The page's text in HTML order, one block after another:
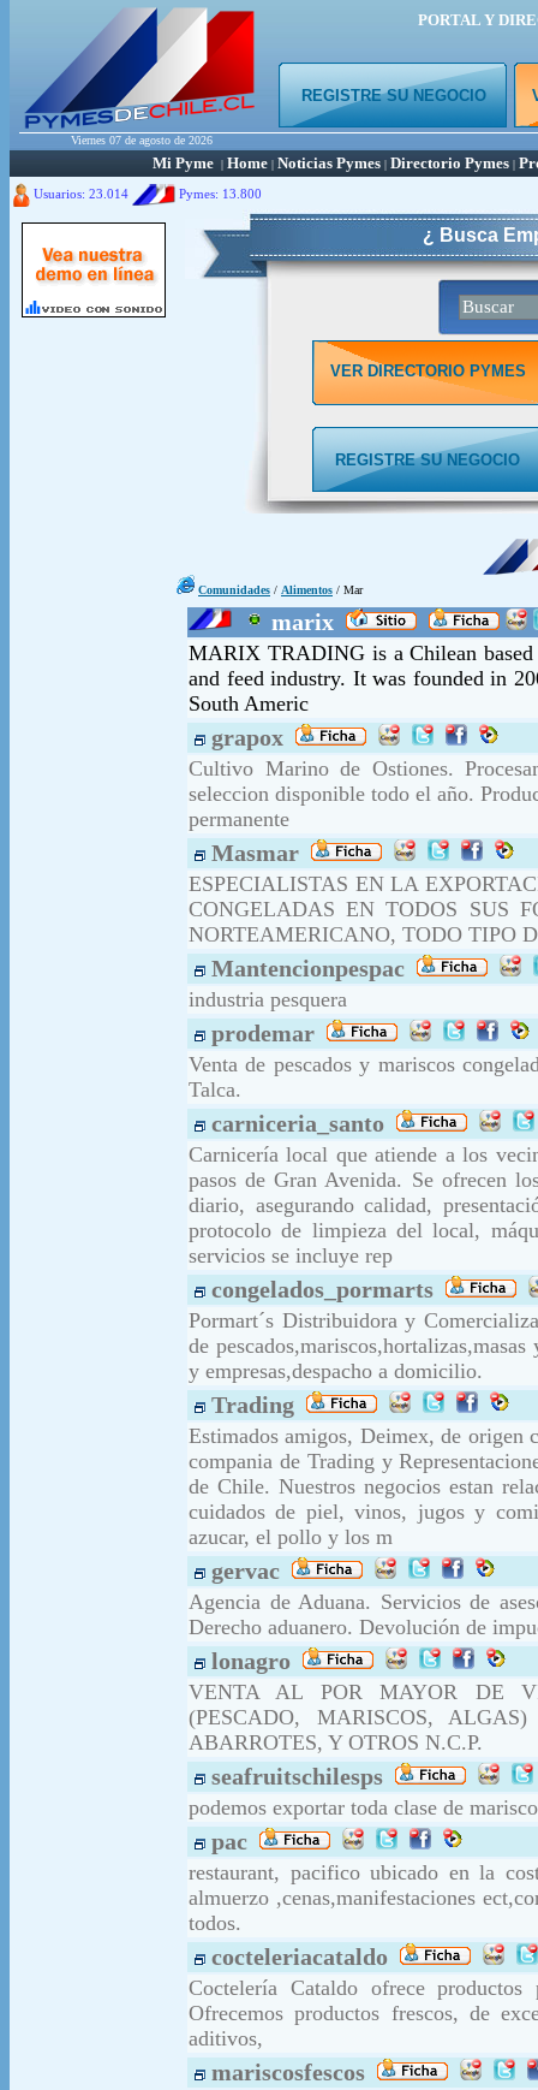
PORTAL Y
REGISTRE SU NEGOCIO
Viernes 07 de agosto de 2026
Mi Pyme | Home | Noticias Pymes | Directorio Pymes |
Usuarios: 23.014 Pymes: 13.800
¿ Busca
VER DIRECTORIO PYMES
REGISTRE SU NEGOCIO
Comunidades / Alimentos / Mar
marix
MARIX TRADING is a Chilean based
and feed industry. It was founded in
South Americ
grapox
Cultivo Marino de Ostiones.
seleccion disponible todo el año.
permanente
Masmar
ESPECIALISTAS EN LA
CONGELADAS EN TODOS SUS
NORTEAMERICANO, TODO TIPO
Mantencionpespac
industria pesquera
prodemar
Venta de pescados y mariscos
Talca.
carniceria_santo
Carnicería local que atiende a los
pasos de Gran Avenida. Se ofrecen
diario, asegurando calidad,
protocolo de limpieza del local,
servicios se incluye rep
congelados_pormarts
Pormart´s Distribuidora y
de
y empresas,despacho a domicilio.
Trading
Estimados amigos, Deimex, de origen
compania de Trading y
de Chile. Nuestros negocios estan
cuidados de piel, vinos, jugos y
azucar, el pollo y los m
gervac
Agencia de Aduana. Servicios de
Derecho aduanero. Devolución de
lonagro
VENTA AL POR MAYOR DE
(PESCADO, MARISCOS,
ABARROTES, Y OTROS N.C.P.
seafruitschilesps
podemos exportar toda clase de
pac
restaurant, pacifico ubicado en la
almuerzo ,cenas,manifestaciones
todos.
cocteleriacataldo
Coctelería Cataldo ofrece
Ofrecemos productos frescos, de
aditivos,
mariscosfescos